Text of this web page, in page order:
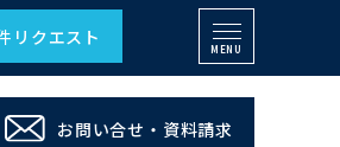
リクエスト
MENU
お問い合せ・資料請求